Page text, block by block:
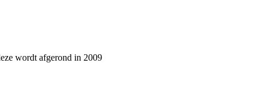
wordt afgerond in 2009